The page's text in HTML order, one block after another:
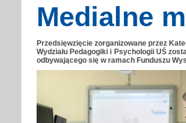
Medialne
Przedsięwzięcie zorganizowane przez
Wydziału Pedagogiki i Psychologii UŚ
odbywającego się w ramach Funduszu